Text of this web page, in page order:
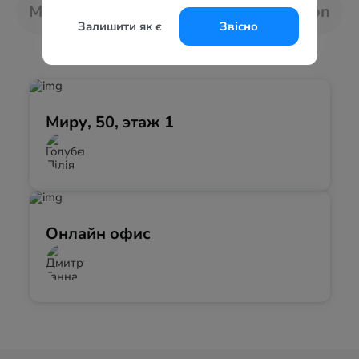
Залишити як є Звісно
Метро
Миру, 50, этаж 1
Онлайн офис